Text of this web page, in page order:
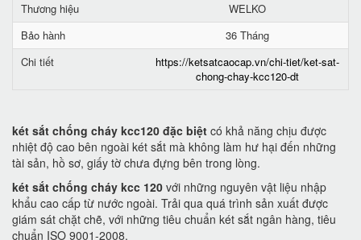
Thương hiệu
WELKO
Bảo hành
36 Tháng
Chi tiết
https://ketsatcaocap.vn/chi-tiet/ket-sat-
chong-chay-kcc120-dt
két sắt chống cháy kcc120 đặc biệt có khả năng chịu được
nhiệt độ cao bên ngoài két sắt mà không làm hư hại đến những
tài sản, hồ sơ, giấy tờ chưa đựng bên trong lòng.
két sắt chống cháy kcc 120 với những nguyên vật liệu nhập
khẩu cao cấp từ nước ngoài. Trải qua quá trình sản xuất được
giám sát chặt chẽ, với những tiêu chuẩn két sắt ngân hàng, tiêu
chuẩn ISO 9001-2008.